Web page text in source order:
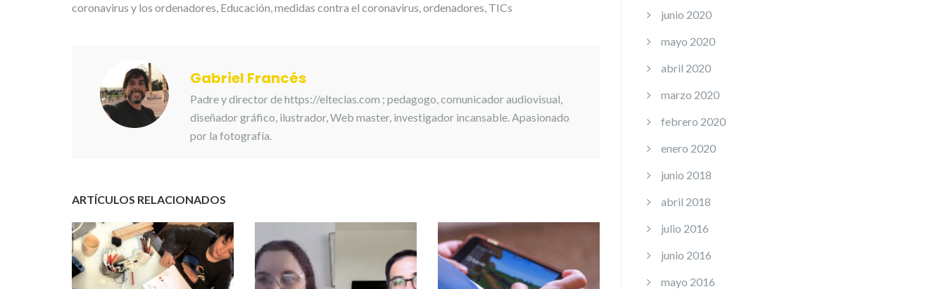
coronavirus y los ordenadores, Educación,medidas contra el coronavirus,ordenadores, TICs
Gabriel Francés
Padre y director de https://elteclas.com ; pedagogo, comunicador audiovisual,
diseñador gráfico, ilustrador, Web master, investigador incansable. Apasionado
por la fotografía.
ARTÍCULOS RELACIONADOS
junio 2020
mayo 2020
abril 2020
marzo 2020
febrero 2020
enero 2020
junio 2018
abril 2018
julio 2016
junio 2016
mayo 2016